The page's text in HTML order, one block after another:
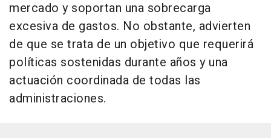
mercado y soportan una sobrecarga
excesiva de gastos. No obstante, advierten
de que se trata de un objetivo que requerirá
políticas sostenidas durante años y una
actuación coordinada de todas las
administraciones.